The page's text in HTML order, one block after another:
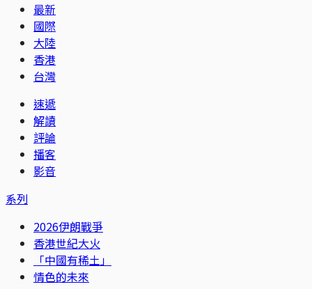
最新
國際
大陸
香港
台灣
速遞
解讀
評論
播客
影音
系列
2026伊朗戰爭
香港世紀大火
「中國有稀土」
情色的未來